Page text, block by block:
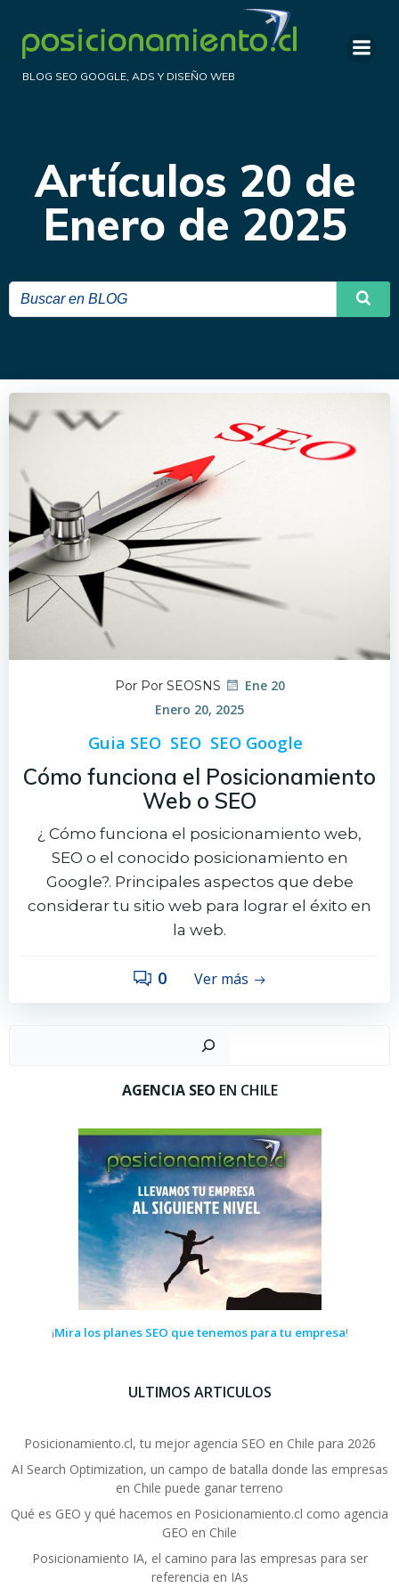
Saltar
al
BLOG SEO GOOGLE, ADS Y DISEÑO WEB
Artículos 20 de
Enero de 2025
Por Por SEOSNS
Ene 20
Enero 20, 2025
Guia SEO SEO SEO Google
Cómo funciona el Posicionamiento
Web o SEO
¿ Cómo funciona el posicionamiento web,
SEO o el conocido posicionamiento en
Google?. Principales aspectos que debe
considerar tu sitio web para lograr el éxito en
la web.
0 Ver más
AGENCIA SEO EN CHILE
¡Mira los planes SEO que tenemos para tu empresa!
ULTIMOS ARTICULOS
Posicionamiento.cl, tu mejor agencia SEO en Chile para 2026
AI Search Optimization, un campo de batalla donde las empresas
en Chile puede ganar terreno
Qué es GEO y qué hacemos en Posicionamiento.cl como agencia
GEO en Chile
Posicionamiento IA, el camino para las empresas para ser
referencia en IAs